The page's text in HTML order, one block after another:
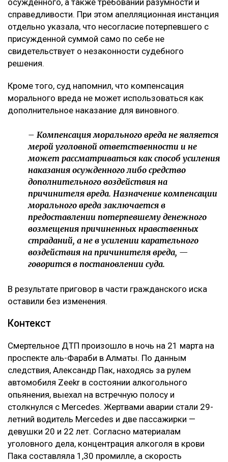
осужденного, а также требований разумности и
справедливости. При этом апелляционная инстанция
отдельно указала, что несогласие потерпевшего с
присужденной суммой само по себе не
свидетельствует о незаконности судебного
решения.
Кроме того, суд напомнил, что компенсация
морального вреда не может использоваться как
дополнительное наказание для виновного.
– Компенсация морального вреда не является
мерой уголовной ответственности и не
может рассматриваться как способ усиления
наказания осужденного либо средство
дополнительного воздействия на
причинителя вреда. Назначение компенсации
морального вреда заключается в
предоставлении потерпевшему денежного
возмещения причиненных нравственных
страданий, а не в усилении карательного
воздействия на причинителя вреда, —
говорится в постановлении суда.
В результате приговор в части гражданского иска
оставили без изменения.
Контекст
Смертельное ДТП произошло в ночь на 21 марта на
проспекте аль-Фараби в Алматы. По данным
следствия, Александр Пак, находясь за рулем
автомобиля Zeekr в состоянии алкогольного
опьянения, выехал на встречную полосу и
столкнулся с Mercedes. Жертвами аварии стали 29-
летний водитель Mercedes и две пассажирки —
девушки 20 и 22 лет. Согласно материалам
уголовного дела, концентрация алкоголя в крови
Пака составляла 1,30 промилле, а скорость